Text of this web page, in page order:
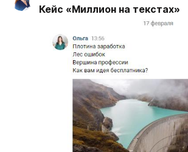
Кейс «Миллион на текстах»